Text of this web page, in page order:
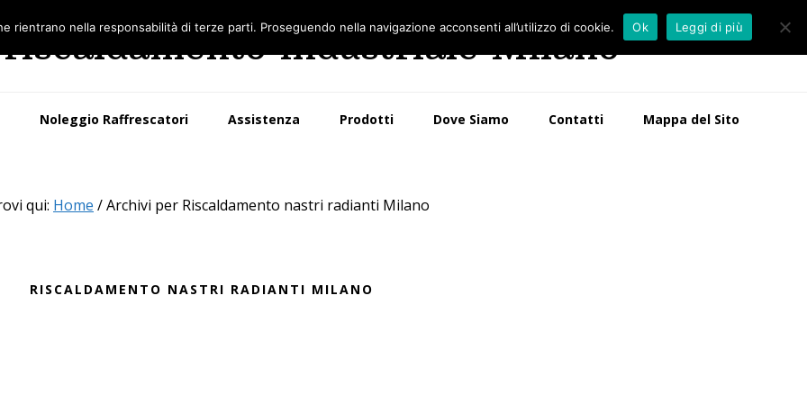
industriale Milano
Noleggio Raffrescatori Assistenza Prodotti Dove Siamo Contatti Mappa del Sito
qui: Home /Archivi per Riscaldamento nastri radianti Milano
RISCALDAMENTO NASTRI RADIANTI MILANO
rientrano nella responsabilità di terze parti. Proseguendo nella navigazione acconsenti all’utilizzo di cookie. Ok Leggi di più